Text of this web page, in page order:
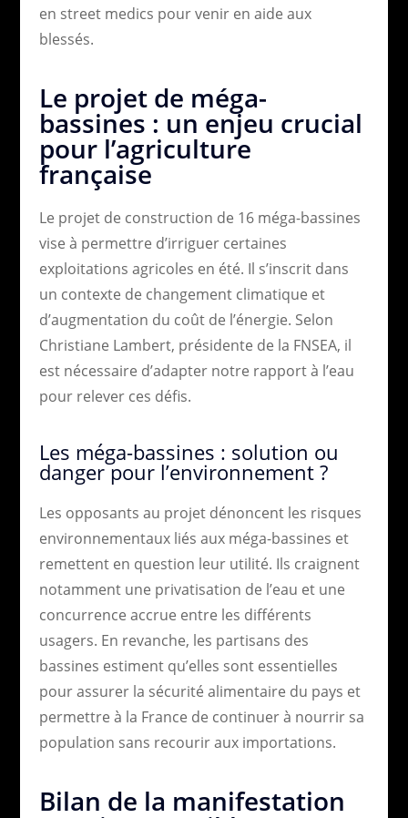
en street medics pour venir en aide aux
blessés.
Le projet de méga-
bassines : un enjeu crucial
pour l’agriculture
française
Le projet de construction de 16 méga-bassines
vise à permettre d’irriguer certaines
exploitations agricoles en été. Il s’inscrit dans
un contexte de changement climatique et
d’augmentation du coût de l’énergie. Selon
Christiane Lambert, présidente de la FNSEA, il
est nécessaire d’adapter notre rapport à l’eau
pour relever ces défis.
Les méga-bassines : solution ou
danger pour l’environnement ?
Les opposants au projet dénoncent les risques
environnementaux liés aux méga-bassines et
remettent en question leur utilité. Ils craignent
notamment une privatisation de l’eau et une
concurrence accrue entre les différents
usagers. En revanche, les partisans des
bassines estiment qu’elles sont essentielles
pour assurer la sécurité alimentaire du pays et
permettre à la France de continuer à nourrir sa
population sans recourir aux importations.
Bilan de la manifestation